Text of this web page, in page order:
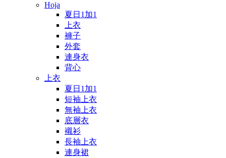
Hoja
夏日1加1
上衣
褲子
外套
連身衣
背心
上衣
夏日1加1
短袖上衣
無袖上衣
底層衣
襯衫
長袖上衣
連身裙